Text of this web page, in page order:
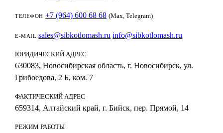
ТЕЛЕФОН +7 (964) 600 68 68 (Max, Telegram)
E-MAIL sales@sibkotlomash.ru info@sibkotlomash.ru
ЮРИДИЧЕСКИЙ АДРЕС
630083, Новосибирская область, г. Новосибирск, ул.
Грибоедова, 2 Б, ком. 7
ФАКТИЧЕСКИЙ АДРЕС
659314, Алтайский край, г. Бийск, пер. Прямой, 14
РЕЖИМ РАБОТЫ